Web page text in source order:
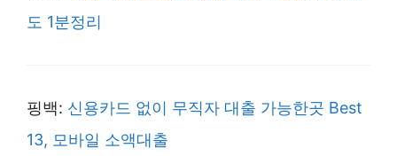
도 1분정리
핑백: 신용카드 없이 무직자 대출 가능한곳 Best
13, 모바일 소액대출